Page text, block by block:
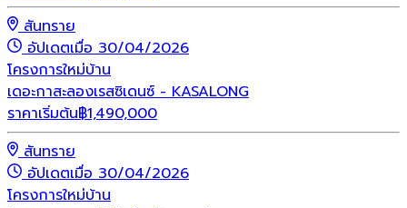
สันทราย
อัปเดตเมื่อ 30/04/2026
โครงการใหม่บ้าน
เดอะกาสะลองเรสซิเดนซ์ - KASALONG
ราคาเริ่มต้น฿1,490,000
สันทราย
อัปเดตเมื่อ 30/04/2026
โครงการใหม่บ้าน